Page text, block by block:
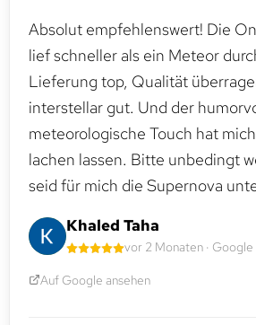
Absolut empfehlenswert! Die
lief schneller als ein Meteor
Lieferung top, Qualität
interstellar gut. Und der
meteorologische Touch hat
lachen lassen. Bitte unbedingt
seid für mich die Supernova
Khaled Taha
vor 2 Monaten · Google
Auf Google ansehen